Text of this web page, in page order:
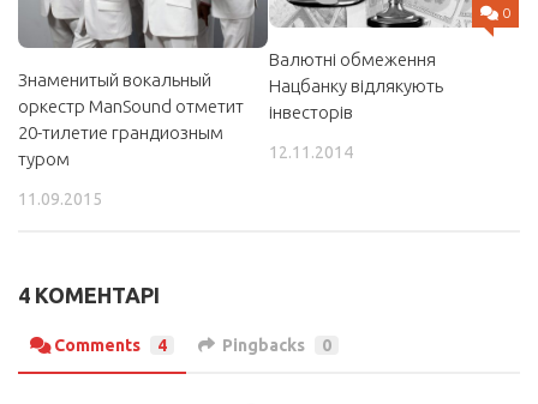
Знаменитый вокальный
оркестр ManSound отметит
20-тилетие грандиозным
туром
11.09.2015
0
Валютні обмеження
Нацбанку відлякують
інвесторів
12.11.2014
4 КОМЕНТАРІ
Comments 4 Pingbacks 0